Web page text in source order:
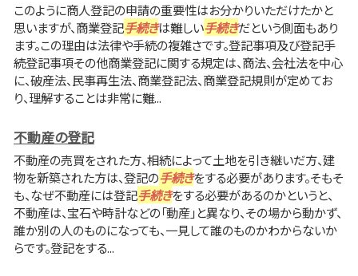
このように商人登記の申請の重要性はお分かりいただけたかと
思いますが、商業登記手続きは難しい手続きだという側面もあり
ます。この理由は法律や手続の複雑さです。登記事項及び登記手
続登記事項その他商業登記に関する規定は、商法、会社法を中心
に、破産法、民事再生法、商業登記法、商業登記規則が定めてお
り、理解することは非常に難...
不動産の登記
不動産の売買をされた方、相続によって土地を引き継いだ方、建
物を新築された方は、登記の手続きをする必要があります。そもそ
も、なぜ不動産には登記手続きをする必要があるのかというと、
不動産は、宝石や時計などの「動産」と異なり、その場から動かず、
誰か別の人のものになっても、一見して誰のものかわからないか
らです。登記をする...